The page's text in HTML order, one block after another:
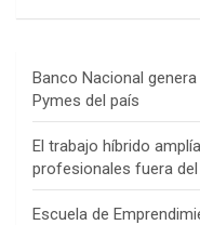
Banco Nacional
Pymes del país
El trabajo híbrido
profesionales fuera del
Escuela de